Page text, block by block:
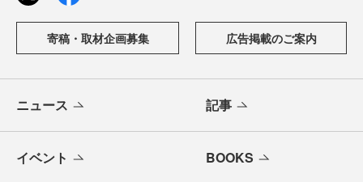
寄稿・取材企画募集 広告掲載のご案内
ニュース 記事
イベント BOOKS